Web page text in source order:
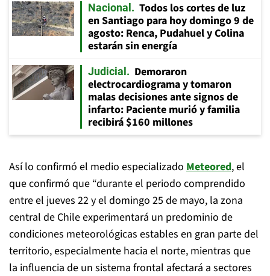
Nacional
Todos los cortes de luz
en Santiago para hoy domingo 9 de
agosto: Renca, Pudahuel y Colina
estarán sin energía
Judicial
Demoraron
electrocardiograma y tomaron
malas decisiones ante signos de
infarto: Paciente murió y familia
recibirá $160 millones
Así lo confirmó el medio especializado Meteored, el
que confirmó que “durante el periodo comprendido
entre el jueves 22 y el domingo 25 de mayo, la zona
central de Chile experimentará un predominio de
condiciones meteorológicas estables en gran parte del
territorio, especialmente hacia el norte, mientras que
la influencia de un sistema frontal afectará a sectores